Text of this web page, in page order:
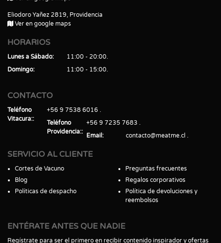
Eliodoro Yañez 2819, Providencia
Ver en google maps
HORARIOS
Lunes a Sábado
11:00 - 20:00
Domingo
11:00 - 15:00
CONTACTO
Teléfono
Vitacura:
+56 9 7538 6016
Teléfono
Providencia:
+56 9 7235 7683
Email
contacto@meatme.cl
SERVICIO AL CLIENTE
Cortes de Vacuno
Blog
Políticas de despacho
Preguntas frecuentes
Regalos corporativos
Política de devoluciones y
reembolsos
ENTÉRATE ANTES QUE NADIE
Regístrate para ser el primero en recibir contenido inspirador y ofertas